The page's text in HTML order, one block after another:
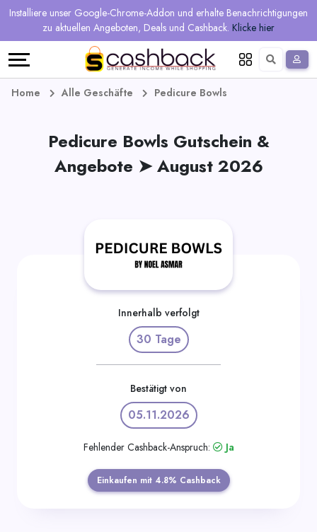
Installiere unser Google-Chrome-Addon und erhalte Benachrichtigungen
zu aktuellen Angeboten, Deals und Cashback. Klicke hier
Regional
Shops
Online-
Shops
Geschäfte
Mehr
verdienen
Sprache
Deutsch
Home Alle Geschäfte Pedicure Bowls
Pedicure Bowls Gutschein &
Angebote ➤ August 2026
Innerhalb verfolgt
30 Tage
Bestätigt von
05.11.2026
Fehlender Cashback-Anspruch: Ja
Einkaufen mit 4.8% Cashback